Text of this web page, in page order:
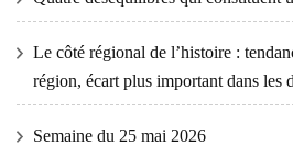
Le côté régional de l’histoire :
région, écart plus important dans les
Semaine du 25 mai 2026